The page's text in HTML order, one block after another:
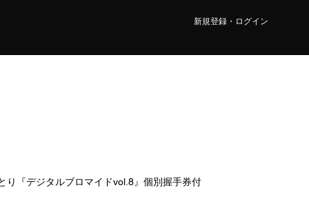
新規登録・ログイン
り『デジタルブロマイドvol.8』個別握手券付